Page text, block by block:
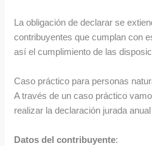
La obligación de declarar se
contribuyentes que cumplan con
así el cumplimiento de las
Caso práctico para personas
A través de un caso práctico
realizar la declaración jurada
Datos del contribuyente: